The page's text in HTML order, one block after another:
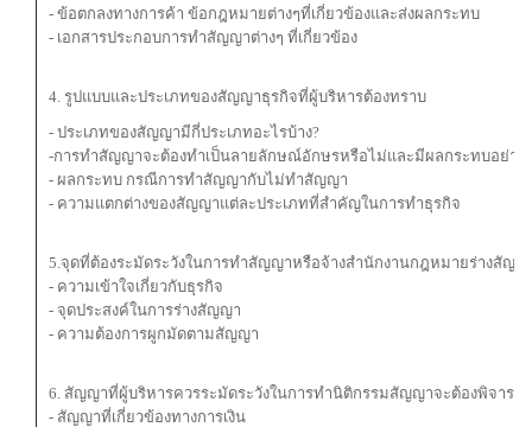
- ข้อตกลงทางการค้า ข้อกฎหมายต่างๆที่เกี่ยวข้องและส่งผลกระทบ
- เอกสารประกอบการทำสัญญาต่างๆ ที่เกี่ยวข้อง
4. รูปแบบและประเภทของสัญญาธุรกิจที่ผู้บริหารต้องทราบ
- ประเภทของสัญญามีกี่ประเภทอะไรบ้าง?
-การทำสัญญาจะต้องทำเป็นลายลักษณ์อักษรหรือไม่และมีผลกระทบอย่าง
- ผลกระทบ กรณีการทำสัญญากับไม่ทำสัญญา
- ความแตกต่างของสัญญาแต่ละประเภทที่สำคัญในการทำธุรกิจ
5.จุดที่ต้องระมัดระวังในการทำสัญญาหรือจ้างสำนักงานกฎหมายร่างสัญญ
- ความเข้าใจเกี่ยวกับธุรกิจ
- จุดประสงค์ในการร่างสัญญา
- ความต้องการผูกมัดตามสัญญา
6. สัญญาที่ผู้บริหารควรระมัดระวังในการทำนิติกรรมสัญญาจะต้องพิจารณ
- สัญญาที่เกี่ยวข้องทางการเงิน